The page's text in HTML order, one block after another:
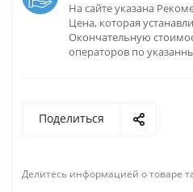
На сайте указана
Цена, которая
Окончательную
операторов по
Поделиться
Делитесь информацией о товаре